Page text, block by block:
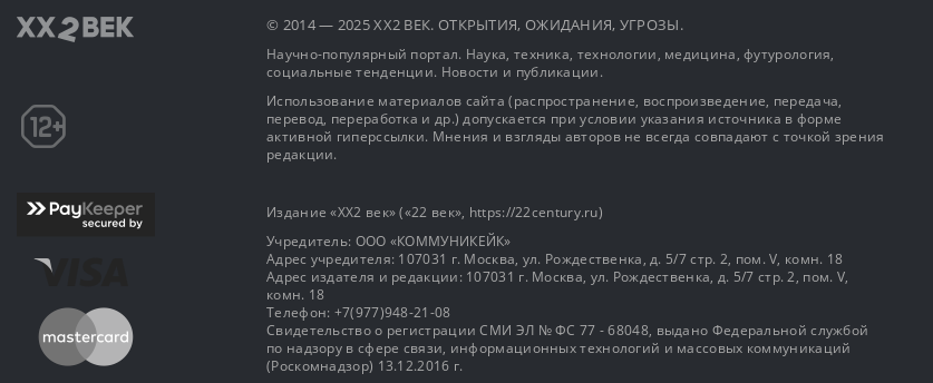
© 2014 — 2025 XX2 ВЕК. ОТКРЫТИЯ, ОЖИДАНИЯ, УГРОЗЫ.
Научно-популярный портал. Наука, техника, технологии, медицина, футурология,
социальные тенденции. Новости и публикации.
Использование материалов сайта (распространение, воспроизведение, передача,
перевод, переработка и др.) допускается при условии указания источника в форме
активной гиперссылки. Мнения и взгляды авторов не всегда совпадают с точкой зрения
редакции.
Издание «XX2 век» («22 век», https://22century.ru)
Учредитель: OOO «КОММУНИКЕЙК»
Адрес учредителя: 107031 г. Москва, ул. Рождественка, д. 5/7 стр. 2, пом. V, комн. 18
Адрес издателя и редакции: 107031 г. Москва, ул. Рождественка, д. 5/7 стр. 2, пом. V,
комн. 18
Телефон: +7(977)948-21-08
Свидетельство о регистрации СМИ ЭЛ № ФС 77 - 68048, выдано Федеральной службой
по надзору в сфере связи, информационных технологий и массовых коммуникаций
(Роскомнадзор) 13.12.2016 г.